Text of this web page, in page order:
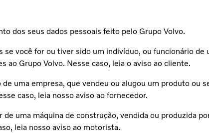
dos seus dados pessoais feito pelo Grupo Volvo.
se você for ou tiver sido um indivíduo, ou funcionário
Grupo Volvo. Nesse caso, leia o aviso ao cliente.
uma empresa, que vendeu ou alugou um produto ou
caso, leia nosso aviso ao fornecedor.
uma máquina de construção, vendida ou produzida
leia nosso aviso ao motorista.